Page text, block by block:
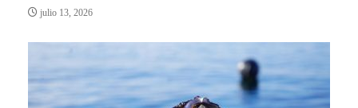
julio 13, 2026